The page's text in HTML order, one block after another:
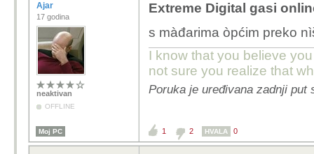
Ajar
17 godina
neaktivan
OFFLINE
Extreme Digital gasi
s màđarima òpćim preko
I know that you believe
not sure you realize that
Poruka je uređivana zadnji put
Moj PC 1 2 HVALA 0